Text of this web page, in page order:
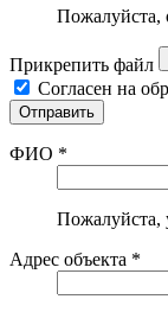
Пожалуйста,
Прикрепить файл
Согласен на
ФИО *
Пожалуйста,
Адрес объекта *